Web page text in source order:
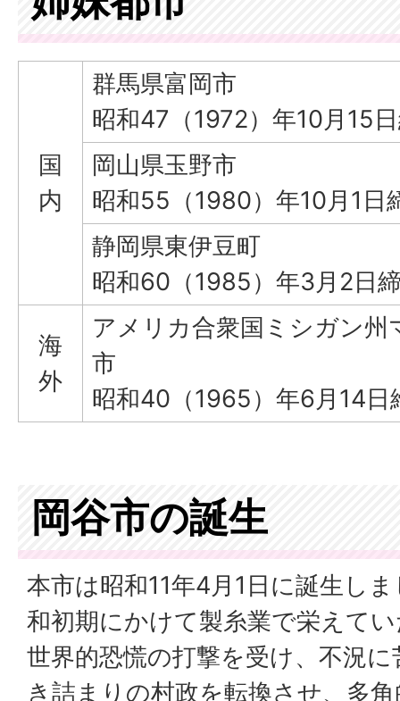
国
内
群馬県富岡市
昭和47（1972）年10月15
岡山県玉野市
昭和55（1980）年10月1日
静岡県東伊豆町
昭和60（1985）年3月2日
海
外
アメリカ合衆国ミシガン
市
昭和40（1965）年6月14日
岡谷市の誕生
本市は昭和11年4月1日に誕生し
和初期にかけて製糸業で栄えて
世界的恐慌の打撃を受け、不況
き詰まりの村政を転換させ、多